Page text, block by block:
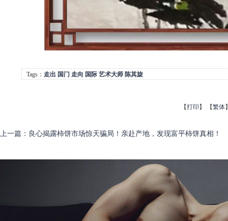
Tags： 走出 国门 走向 国际 艺术大师 陈其旋
【打印 】 【繁体
上一篇 ： 良心揭露柿饼市场惊天骗局！亲赴产地，发现富平柿饼真相！